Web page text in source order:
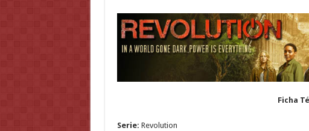
Ficha
Serie: Revolution